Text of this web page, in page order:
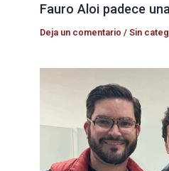
Fauro Aloi padece
Deja un comentario /Sin